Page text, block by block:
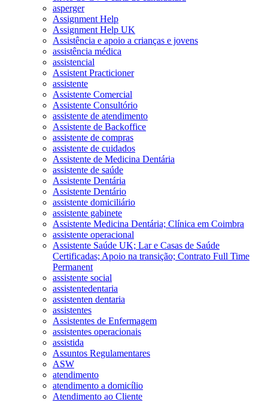
asperger
Assignment Help
Assignment Help UK
Assistência e apoio a crianças e jovens
assistência médica
assistencial
Assistent Practicioner
assistente
Assistente Comercial
Assistente Consultório
assistente de atendimento
Assistente de Backoffice
assistente de compras
assistente de cuidados
Assistente de Medicina Dentária
assistente de saúde
Assistente Dentária
Assistente Dentário
assistente domiciliário
assistente gabinete
Assistente Medicina Dentária; Clínica em Coimbra
assistente operacional
Assistente Saúde UK; Lar e Casas de Saúde
Certificadas; Apoio na transição; Contrato Full Time
Permanent
assistente social
assistentedentaria
assistenten dentaria
assistentes
Assistentes de Enfermagem
assistentes operacionais
assistida
Assuntos Regulamentares
ASW
atendimento
atendimento a domicílio
Atendimento ao Cliente